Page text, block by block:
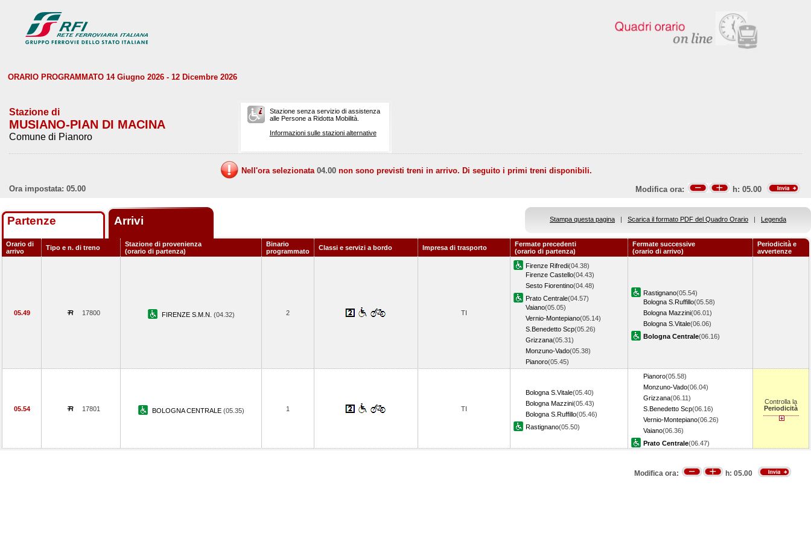
ORARIO PROGRAMMATO 14 Giugno 2026 - 12 Dicembre 2026
Stazione di
MUSIANO-PIAN DI MACINA
Comune di Pianoro
Stazione senza servizio di assistenza
alle Persone a Ridotta Mobilità.
Informazioni sulle stazioni alternative
Nell'ora selezionata 04.00 non sono previsti treni in arrivo. Di seguito i primi treni disponibili.
Ora impostata: 05.00
Modifica ora: h: 05.00
Partenze Arrivi Stampa questa pagina | Scarica il formato PDF del Quadro Orario | Legenda
Orario di
arrivo
Tipo e n. di treno
Stazione di provenienza
(orario di partenza)
Binario
programmato
Classi e servizi a bordo Impresa di trasporto
Fermate precedenti
(orario di partenza)
Fermate successive
(orario di arrivo)
Periodicità e
avvertenze
05.49 17800 FIRENZE S.M.N. (04.32) 2 TI
Firenze Rifredi(04.38)
Firenze Castello(04.43)
Sesto Fiorentino(04.48)
Prato Centrale(04.57)
Vaiano(05.05)
Vernio-Montepiano(05.14)
S.Benedetto Scp(05.26)
Grizzana(05.31)
Monzuno-Vado(05.38)
Pianoro(05.45)
Rastignano(05.54)
Bologna S.Ruffillo(05.58)
Bologna Mazzini(06.01)
Bologna S.Vitale(06.06)
Bologna Centrale(06.16)
05.54 17801 BOLOGNA CENTRALE (05.35) 1 TI
Bologna S.Vitale(05.40)
Bologna Mazzini(05.43)
Bologna S.Ruffillo(05.46)
Rastignano(05.50)
Pianoro(05.58)
Monzuno-Vado(06.04)
Grizzana(06.11)
S.Benedetto Scp(06.16)
Vernio-Montepiano(06.26)
Vaiano(06.36)
Prato Centrale(06.47)
Controlla la
Periodicità
Modifica ora: h: 05.00